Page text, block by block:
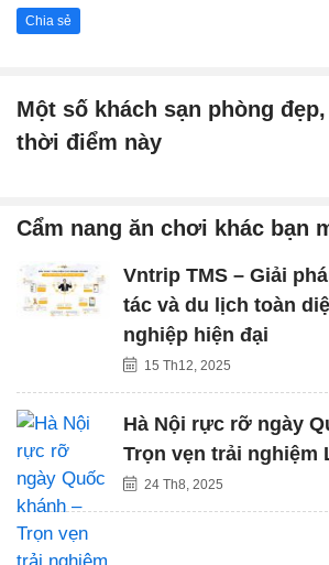
Chia sẻ
Một số khách sạn phòng
thời điểm này
Cẩm nang ăn chơi khác bạn
Vntrip TMS – Giải
tác và du lịch toàn
nghiệp hiện đại
15 Th12, 2025
Hà Nội rực rỡ ngày
Trọn vẹn trải nghiệm
24 Th8, 2025